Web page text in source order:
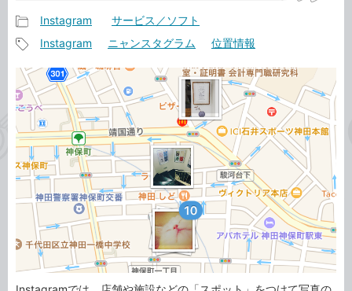
事
カ
テ
ゴ
リ
Instagram サービス／ソフト
事
タ
グ
Instagram ニャンスタグラム 位置情報